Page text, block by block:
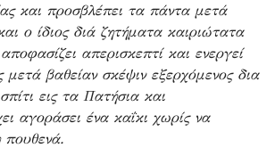
και προσβλέπει τα πάντα μετά
ο ίδιος διά ζητήματα καιριώτατα
απερισκεπτί και ενεργεί
μετά βαθείαν σκέψιν εξερχόμενος δια
εις τα Πατήσια και
αγοράσει ένα καΐκι χωρίς να
πουθενά.